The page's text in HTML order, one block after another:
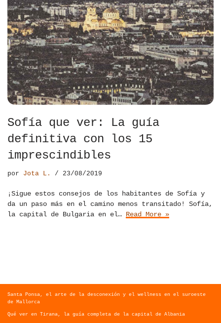
Sofía que ver: La guía
definitiva con los 15
imprescindibles
por Jota L. 23/08/2019
¡Sigue estos consejos de los habitantes de Sofía y
da un paso más en el camino menos transitado! Sofía,
la capital de Bulgaria en el… Read More »
Santa Ponsa, el arte de la desconexión y el wellness en el suroeste
de Mallorca
Qué ver en Tirana, la guía completa de la capital de Albania